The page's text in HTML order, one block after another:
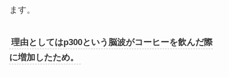
ます。
理由としてはp300という脳波がコーヒーを飲んだ際
に増加したため。